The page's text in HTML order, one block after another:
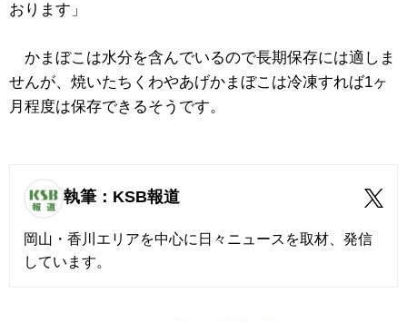
おります」
かまぼこは水分を含んでいるので長期保存には適しま
せんが、焼いたちくわやあげかまぼこは冷凍すれば1ヶ
月程度は保存できるそうです。
執筆：KSB報道
岡山・香川エリアを中心に日々ニュースを取材、発信
しています。